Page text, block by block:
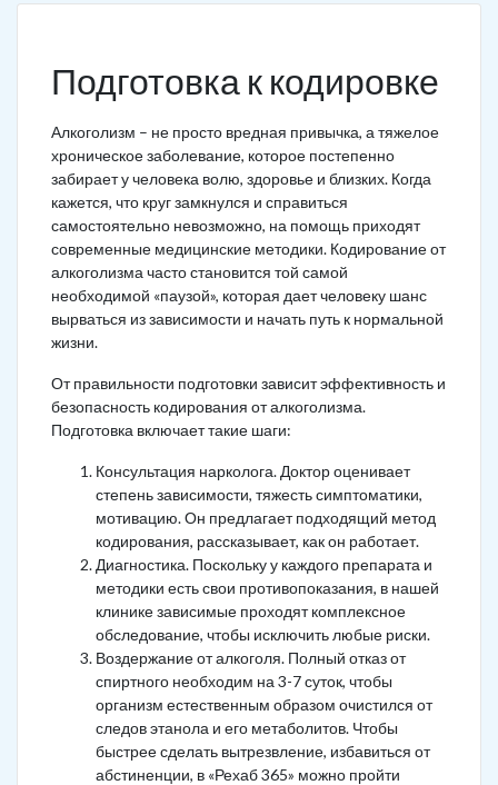
Подготовка к кодировке
Алкоголизм – не просто вредная привычка, а тяжелое
хроническое заболевание, которое постепенно
забирает у человека волю, здоровье и близких. Когда
кажется, что круг замкнулся и справиться
самостоятельно невозможно, на помощь приходят
современные медицинские методики. Кодирование от
алкоголизма часто становится той самой
необходимой «паузой», которая дает человеку шанс
вырваться из зависимости и начать путь к нормальной
жизни.
От правильности подготовки зависит эффективность и
безопасность кодирования от алкоголизма.
Подготовка включает такие шаги:
Консультация нарколога. Доктор оценивает
степень зависимости, тяжесть симптоматики,
мотивацию. Он предлагает подходящий метод
кодирования, рассказывает, как он работает.
Диагностика. Поскольку у каждого препарата и
методики есть свои противопоказания, в нашей
клинике зависимые проходят комплексное
обследование, чтобы исключить любые риски.
Воздержание от алкоголя. Полный отказ от
спиртного необходим на 3-7 суток, чтобы
организм естественным образом очистился от
следов этанола и его метаболитов. Чтобы
быстрее сделать вытрезвление, избавиться от
абстиненции, в «Рехаб 365» можно пройти